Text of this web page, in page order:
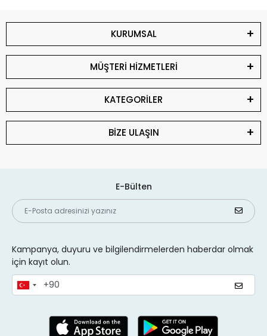
KURUMSAL
MÜŞTERİ HİZMETLERİ
KATEGORİLER
BİZE ULAŞIN
E-Bülten
Kampanya, duyuru ve bilgilendirmelerden haberdar olmak
için kayıt olun.